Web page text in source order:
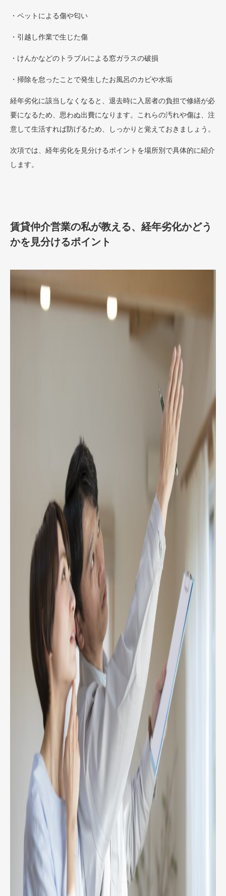
・ペットによる傷や匂い
・引越し作業で生じた傷
・けんかなどのトラブルによる窓ガラスの破損
・掃除を怠ったことで発生したお風呂のカビや水垢
経年劣化に該当しなくなると、退去時に入居者の負担で修繕が必
要になるため、思わぬ出費になります。これらの汚れや傷は、注
意して生活すれば防げるため、しっかりと覚えておきましょう。
次項では、経年劣化を見分けるポイントを場所別で具体的に紹介
します。
賃貸仲介営業の私が教える、経年劣化かどう
かを見分けるポイント